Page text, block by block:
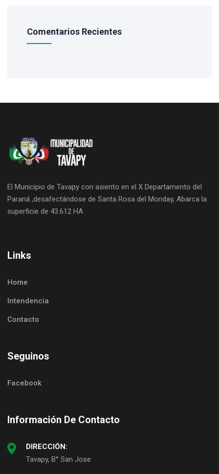
Comentarios Recientes
El Municipio de Tavapy con asiento en el X Departamento del
Paraná ,desafectándose de Santa Rosa del Monday, Abarca la
superficie de 43.612 HA
Links
Home
Intendencia
Contacto
Seguinos
Facebook
Información De Contacto
DIRECCIÓN:
Tavapy, B° San Jose